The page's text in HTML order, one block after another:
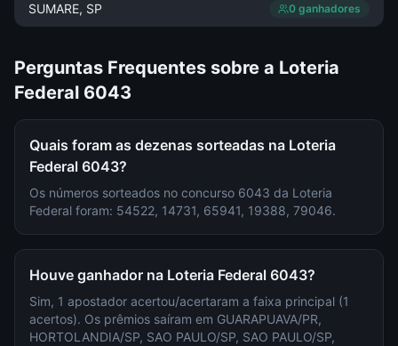
SUMARE, SP 0 ganhadores
Perguntas Frequentes sobre a Loteria
Federal 6043
Quais foram as dezenas sorteadas na Loteria
Federal 6043?
Os números sorteados no concurso 6043 da Loteria
Federal foram: 54522, 14731, 65941, 19388, 79046.
Houve ganhador na Loteria Federal 6043?
Sim, 1 apostador acertou/acertaram a faixa principal (1
acertos). Os prêmios saíram em GUARAPUAVA/PR,
HORTOLANDIA/SP, SAO PAULO/SP, SAO PAULO/SP,